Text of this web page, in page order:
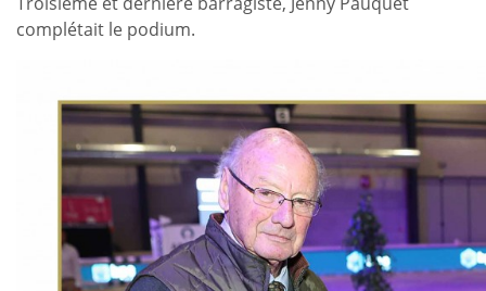
complétait le podium.